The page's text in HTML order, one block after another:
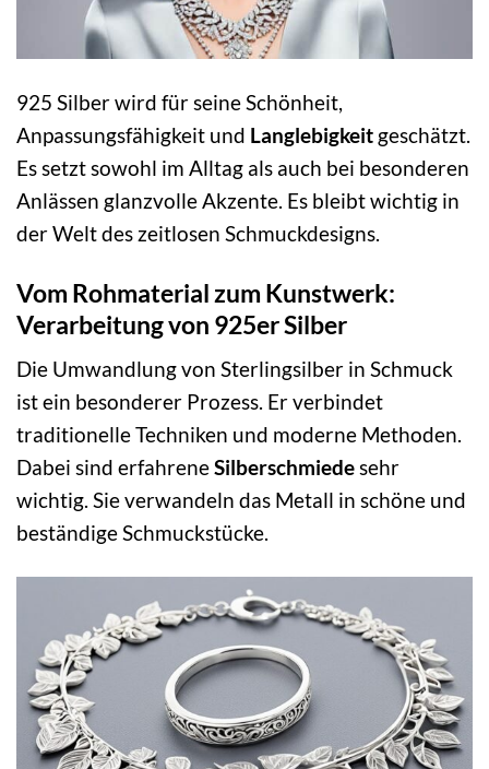
925 Silber wird für seine Schönheit,
Anpassungsfähigkeit und Langlebigkeit geschätzt.
Es setzt sowohl im Alltag als auch bei besonderen
Anlässen glanzvolle Akzente. Es bleibt wichtig in
der Welt des zeitlosen Schmuckdesigns.
Vom Rohmaterial zum Kunstwerk:
Verarbeitung von 925er Silber
Die Umwandlung von Sterlingsilber in Schmuck
ist ein besonderer Prozess. Er verbindet
traditionelle Techniken und moderne Methoden.
Dabei sind erfahreneSilberschmiedesehr
wichtig. Sie verwandeln das Metall in schöne und
beständige Schmuckstücke.